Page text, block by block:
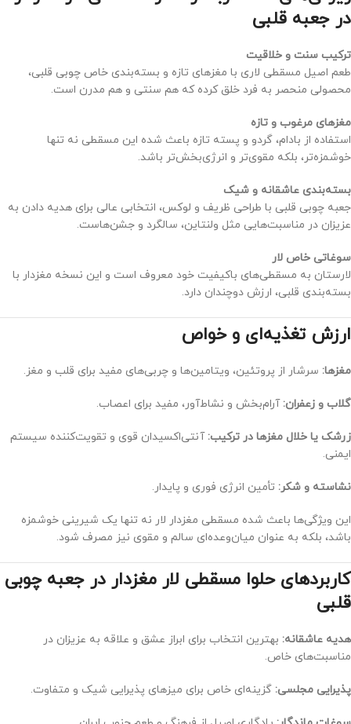
در جعبه قلبی
ترکیب سنت و خلاقیت
طعم اصیل مسقطی لاری با مغزهای تازه و بسته‌بندی خاص چوبی قلبی،
محصولی منحصر به فرد خلق کرده که هم سنتی و هم مدرن است.
مغزهای مرغوب و تازه
استفاده از بادام، گردو و پسته تازه باعث شده این مسقطی نه تنها
خوشمزه‌تر، بلکه مقوی‌تر و انرژی‌بخش‌تر باشد.
بسته‌بندی عاشقانه و شیک
جعبه چوبی قلبی با طراحی ظریف و لوکس، انتخابی عالی برای هدیه دادن به
عزیزان در مناسبت‌هایی مثل ولنتاین، سالگرد و جشن‌هاست.
سوغاتی خاص لار
لارستان به مسقطی‌های باکیفیت خود معروف است و این نسخه مغزدار با
بسته‌بندی قلبی، ارزش دوچندان دارد.
ارزش تغذیه‌ای و خواص
مغزها: سرشار از پروتئین، ویتامین‌ها و چربی‌های مفید برای قلب و مغز.
گلاب و زعفران: آرام‌بخش و نشاط‌آور، مفید برای اعصاب.
زرشک یا خلال مغزها در ترکیب: آنتی‌اکسیدان قوی و تقویت‌کننده سیستم
ایمنی.
نشاسته و شکر: تأمین انرژی فوری و پایدار.
این ویژگی‌ها باعث شده مسقطی مغزدار لار نه تنها یک شیرینی خوشمزه
باشد، بلکه به عنوان میان‌وعده‌ای سالم و مقوی نیز مصرف شود.
کاربردهای حلوا مسقطی لار مغزدار در جعبه چوبی
قلبی
هدیه عاشقانه: بهترین انتخاب برای ابراز عشق و علاقه به عزیزان در
مناسبت‌های خاص.
پذیرایی مجلسی: گزینه‌ای خاص برای میزهای پذیرایی شیک و متفاوت.